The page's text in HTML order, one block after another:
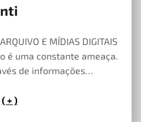
E MÍDIAS DIGITAIS
é uma constante ameaça.
de informações…
( + )